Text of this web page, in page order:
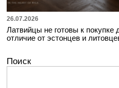
26.07.2026
Латвийцы не готовы к покупке
отличие от эстонцев и
Поиск